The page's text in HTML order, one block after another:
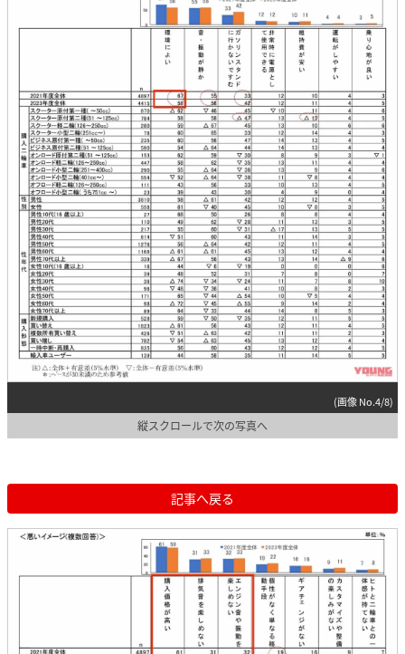
(画像 No.4/8)
縦スクロールで次の写真へ
記事へ戻る